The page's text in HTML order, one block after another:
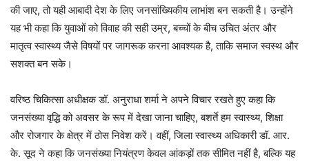
की जाए, तो यही आबादी देश के लिए जनसांख्यिकीय लाभांश बन सकती है। उन्होंने
यह भी कहा कि युवाओं को विवाह की सही उम्र, बच्चों के बीच उचित अंतर और
मातृत्व स्वास्थ्य जैसे विषयों पर जागरूक करना आवश्यक है, ताकि समाज स्वस्थ और
सशक्त बन सके।
वरिष्ठ चिकित्सा अधीक्षक डॉ. अनुराधा शर्मा ने अपने विचार रखते हुए कहा कि
जनसंख्या वृद्धि को अवसर के रूप में देखा जाना चाहिए, बशर्ते हम स्वास्थ्य, शिक्षा
और रोजगार के क्षेत्र में ठोस निवेश करें। वहीं, जिला स्वास्थ्य अधिकारी डॉ. आर.
के. सूद ने कहा कि जनसंख्या नियंत्रण केवल आंकड़ों तक सीमित नहीं है, बल्कि यह